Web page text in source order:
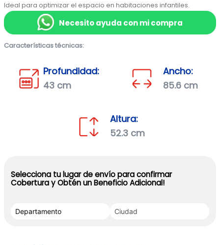
Ideal para optimizar el espacio en habitaciones infantiles.
Necesito ayuda con mi compra
Características técnicas:
Profundidad:
43 cm
Ancho:
85.6 cm
Altura:
52.3 cm
Selecciona tu lugar de envío para confirmar
Cobertura y Obtén un Beneficio Adicional!